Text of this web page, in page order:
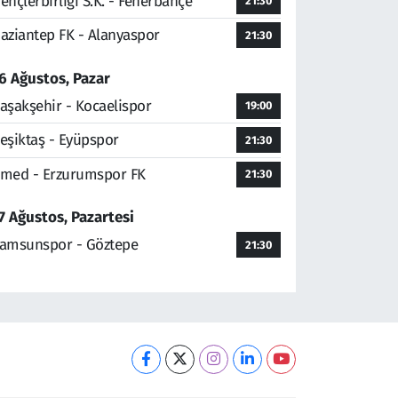
FK - Alanyaspor 21:30
Ağustos, Pazar
- Kocaelispor
19:00
- Eyüpspor 21:30
- Erzurumspor FK 21:30
Ağustos, Pazartesi
- Göztepe
21:30